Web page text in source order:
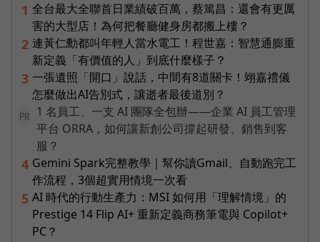
1 全台最大全聯首日業績破百萬，蔡篤昌：還會有更厲
害的大型店！為何把餐廳健身房都搬上樓？
2 連黃仁勳都叫年輕人當水電工！程世嘉：智慧通膨重
新定義「有價值的人」到底什麼樣子？
3 一張遺照「開口」說話，中間有8道關卡！翊嘉禮儀
怎麼做出AI告別式，讓逝者最後道別？
PR
1 名員工、一支 AI 團隊全包辦——企業 AI 員工管理
平台 ORRA，如何讓新創公司撐起研發、銷售到客
服？
4 Gemini Spark完整教學｜幫你讀Gmail、自動跑完工
作流程，3個超實用情境一次看
5 AI 時代的行動生產力：MSI 如何用「理解情境」的
Prestige 14 Flip AI+ 重新定義商務筆電與 Copilot+
PC？